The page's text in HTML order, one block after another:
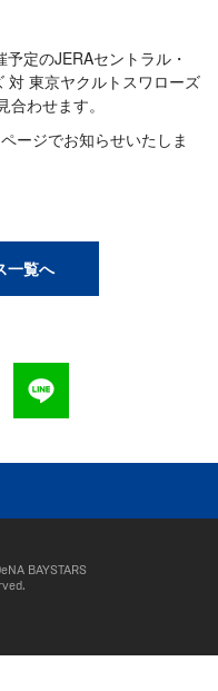
定のJERAセントラル・
対 東京ヤクルトスワローズ
わせます。
ージでお知らせいたしま
一覧へ
BAYSTARS